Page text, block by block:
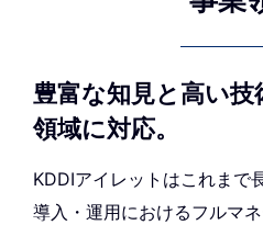
豊富な知見と高い
領域に対応。
KDDIアイレットはこれまで
導入・運用におけるフルマ